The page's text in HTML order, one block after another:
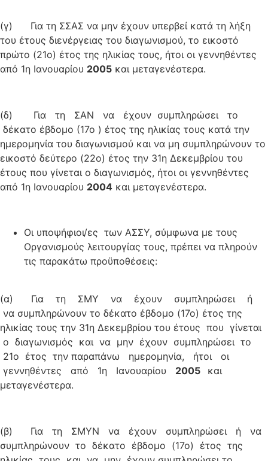
(γ) Για τη ΣΣΑΣ να μην έχουν υπερβεί κατά τη λήξη
του έτους διενέργειας του διαγωνισμού, το εικοστό
πρώτο (21ο) έτος της ηλικίας τους, ήτοι οι γεννηθέντες
από 1η Ιανουαρίου 2005 και μεταγενέστερα.
(δ) Για τη ΣΑΝ να έχουν συμπληρώσει το
δέκατο έβδομο (17ο ) έτος της ηλικίας τους κατά την
ημερομηνία του διαγωνισμού και να μη συμπληρώνουν το
εικοστό δεύτερο (22ο) έτος την 31η Δεκεμβρίου του
έτους που γίνεται ο διαγωνισμός, ήτοι οι γεννηθέντες
από 1η Ιανουαρίου 2004 και μεταγενέστερα.
Οι υποψήφιοι/ες των ΑΣΣΥ, σύμφωνα με τους
Οργανισμούς λειτουργίας τους, πρέπει να πληρούν
τις παρακάτω προϋποθέσεις:
(α) Για τη ΣΜΥ να έχουν συμπληρώσει ή
να συμπληρώνουν το δέκατο έβδομο (17ο) έτος της
ηλικίας τους την 31η Δεκεμβρίου του έτους που γίνεται
ο διαγωνισμός και να μην έχουν συμπληρώσει το
21ο έτος την παραπάνω ημερομηνία, ήτοι οι
γεννηθέντες από 1η Ιανουαρίου 2005
και
μεταγενέστερα.
(β) Για τη ΣΜΥΝ να έχουν συμπληρώσει ή να
συμπληρώνουν το δέκατο έβδομο (17ο) έτος της